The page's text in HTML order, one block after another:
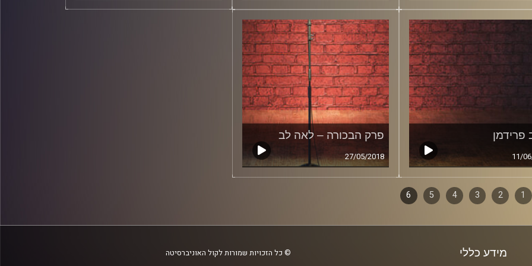
פרידמן
11/
פרק הבכורה – לאה לב
27/05/2018
1
2
3
4
5
6
מידע כללי © כל הזכויות שמורות לקול האוניברסיטה